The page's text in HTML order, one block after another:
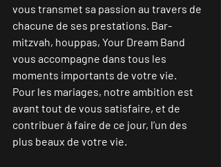
vous transmet sa passion au travers de
chacune de ses prestations. Bar-
mitzvah, houppas, Your Dream Band
vous accompagne dans tous les
moments importants de votre vie.
Pour les mariages, notre ambition est
avant tout de vous satisfaire, et de
contribuer à faire de ce jour, l’un des
plus beaux de votre vie.